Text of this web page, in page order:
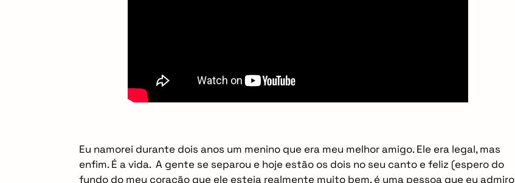
Eu namorei durante dois anos um menino que era meu melhor amigo. Ele era legal, mas
enfim. É a vida. A gente se separou e hoje estão os dois no seu canto e feliz (espero do
fundo do meu coração que ele esteja realmente muito bem, é uma pessoa que eu admiro